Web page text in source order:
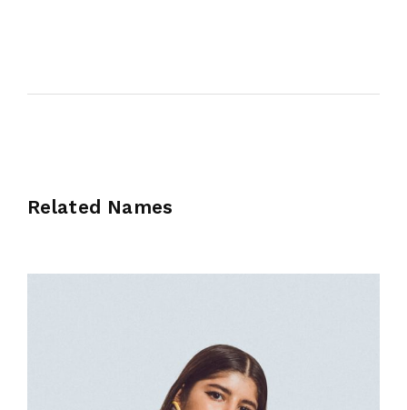
Related Names